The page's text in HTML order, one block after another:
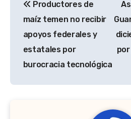
de
entradas
Productores de
maíz temen no recibir
apoyos federales y
estatales por
burocracia tecnológica